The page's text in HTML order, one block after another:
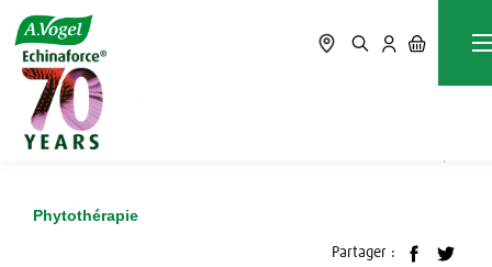
Accueil
Phytothérapie et sport : les meilleures plantes pour
l’endurance et la récupération
Phytothérapie
Partager :